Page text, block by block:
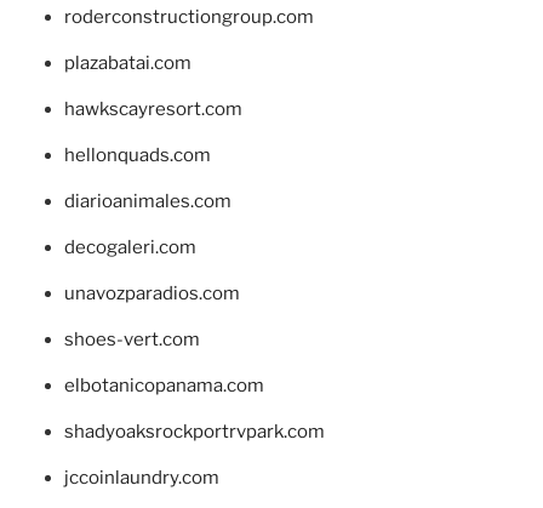
roderconstructiongroup.com
plazabatai.com
hawkscayresort.com
hellonquads.com
diarioanimales.com
decogaleri.com
unavozparadios.com
shoes-vert.com
elbotanicopanama.com
shadyoaksrockportrvpark.com
jccoinlaundry.com